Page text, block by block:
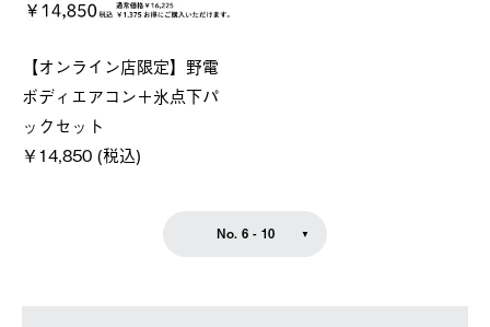
【オンライン店限定】野電
ボディエアコン＋氷点下パ
ックセット
￥14,850 (税込)
No. 6 - 10